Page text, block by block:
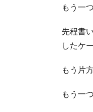
もう一
先程書
したケ
もう片
もう一